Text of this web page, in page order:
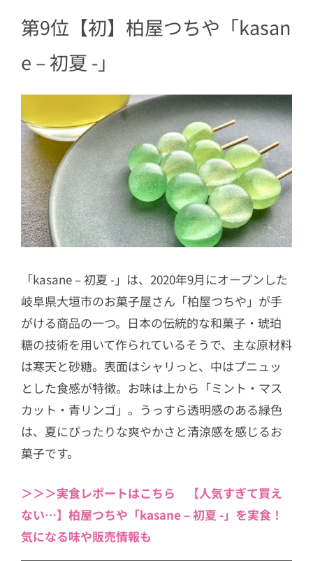
第9位【初】柏屋つちや「kasan
e – 初夏 -」
「kasane – 初夏 -」は、2020年9月にオープンした
岐阜県大垣市のお菓子屋さん「柏屋つちや」が手
がける商品の一つ。日本の伝統的な和菓子・琥珀
糖の技術を用いて作られているそうで、主な原材料
は寒天と砂糖。表面はシャリっと、中はプニュッ
とした食感が特徴。お味は上から「ミント・マス
カット・青リンゴ」。うっすら透明感のある緑色
は、夏にぴったりな爽やかさと清涼感を感じるお
菓子です。
＞＞＞実食レポートはこちら 【人気すぎて買え
ない…】柏屋つちや「kasane – 初夏 -」を実食！
気になる味や販売情報も